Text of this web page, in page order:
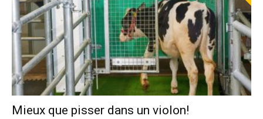
Mieux que pisser dans un violon!